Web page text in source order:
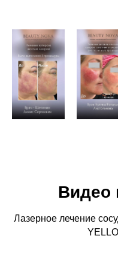
Видео
Лазерное лечение